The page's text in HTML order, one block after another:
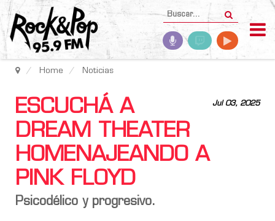
Home Noticias
Jul 03, 2025
ESCUCHÁ A
DREAM THEATER
HOMENAJEANDO A
PINK FLOYD
Psicodélico y progresivo.